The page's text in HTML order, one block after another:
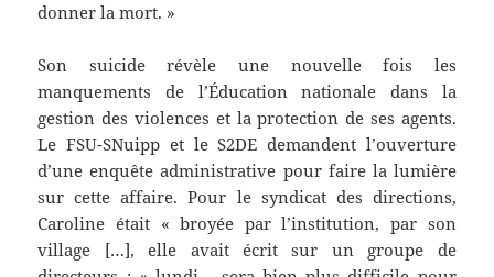
donner la mort. »
Son suicide révèle une nouvelle fois les
manquements de l’Éducation nationale dans la
gestion des violences et la protection de ses agents.
Le FSU-SNuipp et le S2DE demandent l’ouverture
d’une enquête administrative pour faire la lumière
sur cette affaire. Pour le syndicat des directions,
Caroline était « broyée par l’institution, par son
village […], elle avait écrit sur un groupe de